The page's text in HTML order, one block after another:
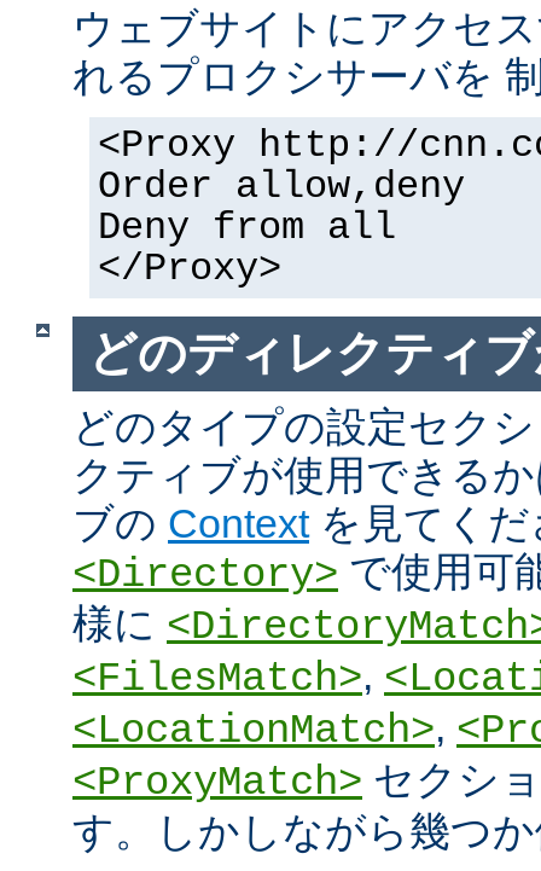
ウェブサイトにアクセ
れるプロクシサーバを
<Proxy http://
Order allow,deny
Deny from all
</Proxy>
どのディレクティ
どのタイプの設定セク
クティブが使用できる
ブの Contextを見てくだ
<Directory> で使用可
様に
<FilesMatch>,
<LocationMatch>,
<ProxyMatch> セクシ
す。しかしながら幾つ